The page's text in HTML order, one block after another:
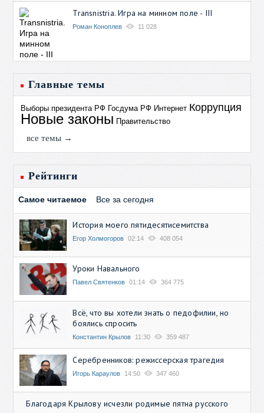
Transnistria. Игра на минном поле - III
Роман Коноплев 11 028
Главные темы
Выборы президента РФ Госдума РФ Интернет Коррупция
Новые законы Правительство
все темы →
Рейтинги
Самое читаемое Все за сегодня
История моего пятидесятисемитства
Егор Холмогоров 02:14 408 054
Уроки Навального
Павел Святенков 01:14 364 775
Всё, что вы хотели знать о педофилии, но
боялись спросить
Константин Крылов 11:30 359 487
Серебренников: режиссерская трагедия
Игорь Караулов 14:50 347 460
Благодаря Крылову исчезли родимые пятна русского